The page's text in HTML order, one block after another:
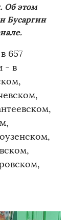
Об этом
Бусаргин
657
- в